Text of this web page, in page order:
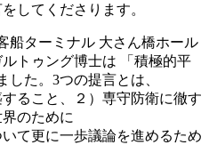
してくださります。
船ターミナル 大さん橋ホール
トゥング博士は 「積極的平
た。3つの提言とは、
ること、２）専守防衛に徹す
のために
て更に一歩議論を進めるため